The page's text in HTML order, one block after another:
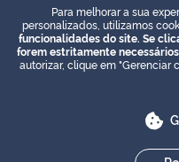
Para melhorar a sua
personalizados, utilizamos
funcionalidades do site. Se
forem estritamente
autorizar, clique em "Gerenciar